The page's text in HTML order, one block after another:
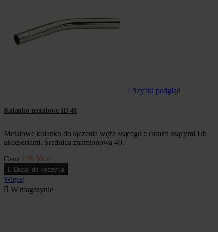
 Szybki podgląd
Kolanko metalowe ID 40
Metalowe kolanko do łączenia węża ssącego z rurami ssącymi lub
akcesoriami. Średnica znamionowa 40.
Cena 135,30 zł
 Dodaj do koszyka
Więcej
 W magazynie